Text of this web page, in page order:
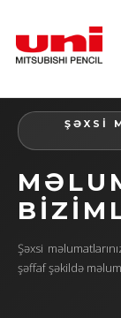
ŞƏXSİ
Şəxsi
şəffaf şəkildə